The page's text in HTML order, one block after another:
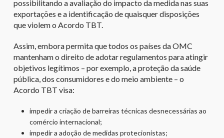
possibilitando a avaliação do impacto da medida nas suas
exportações e a identificação de quaisquer disposições
que violem o Acordo TBT.
Assim, embora permita que todos os países da OMC
mantenham o direito de adotar regulamentos para atingir
objetivos legítimos – por exemplo, a proteção da saúde
pública, dos consumidores e do meio ambiente – o
Acordo TBT visa:
impedir a criação de barreiras técnicas desnecessárias ao
comércio internacional;
impedir a adoção de medidas protecionistas;